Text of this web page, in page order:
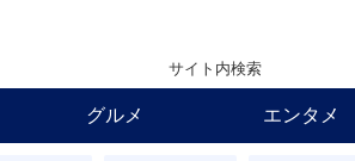
サイト内検索
グルメ エンタメ